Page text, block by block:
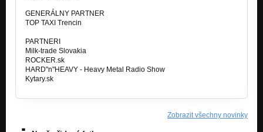
GENERÁLNY PARTNER
TOP TAXI Trencin
PARTNERI
Milk-trade Slovakia
ROCKER.sk
HARD"n"HEAVY - Heavy Metal Radio Show
Kytary.sk
Zobrazit všechny novinky